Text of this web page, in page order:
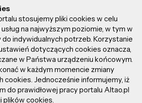
dostępnymi na portalu są
Administrator i właściciel
odpowiedzialności za tresci
autorów artykułów. Dodając
się z regulaminem portalu oraz
za wszystkie materiały
przez Ciebie na stronie altao.pl.
w regulaminie portalu.
stosujemy pliki cookies w celu
na najwyższym poziomie, w tym w
indywidualnych potrzeb. Korzystanie
dotyczących cookies oznacza,
w Państwa urządzeniu końcowym.
w każdym momencie zmiany
Jednocześnie informujemy, iż
do prawidłowej pracy portalu Altao.pl
plików cookies.